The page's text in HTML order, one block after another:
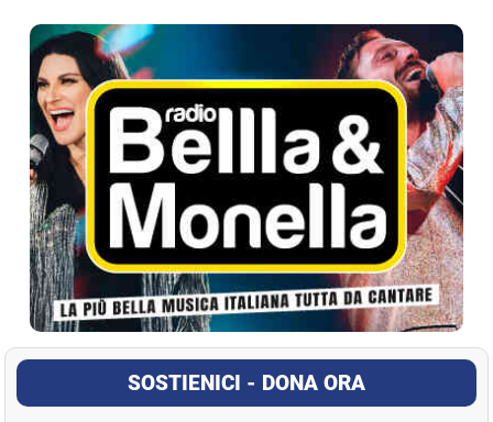
La Pressa
SOSTIENICI - DONA ORA